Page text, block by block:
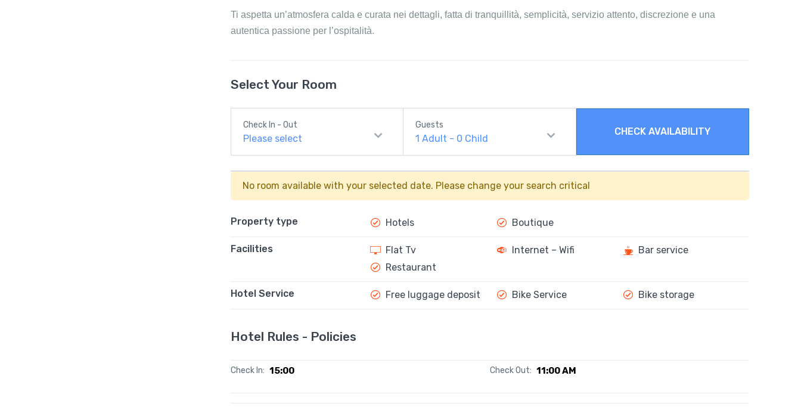
Ti aspetta un’atmosfera calda e curata nei dettagli, fatta di tranquillità, semplicità, servizio attento, discrezione e una
autentica passione per l’ospitalità.
Select Your Room
Check In - Out
Please select
Guests
1Adult - 0 Child
CHECK AVAILABILITY
No room available with your selected date. Please change your search critical
Property type Hotels Boutique
Facilities Flat Tv Internet – Wifi
Bar service
Restaurant
Hotel Service Free luggage deposit Bike Service Bike storage
Hotel Rules - Policies
Check In: 15:00 Check Out: 11:00 AM